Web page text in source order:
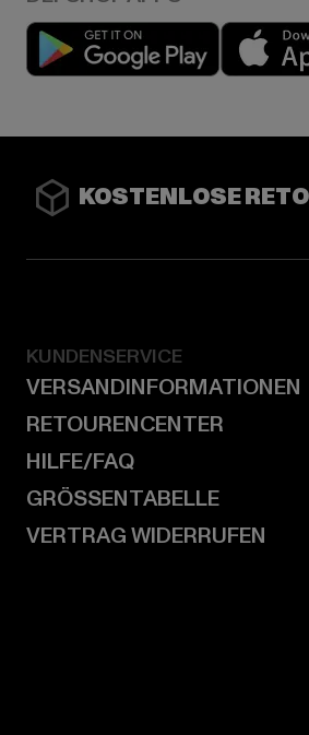
Play
KOSTENLOSE
KUNDENSERVICE
VERSANDINFORMATIONEN
RETOURENCENTER
HILFE/FAQ
GRÖSSENTABELLE
VERTRAG WIDERRUFEN